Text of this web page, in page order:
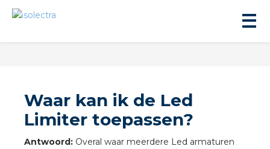
Waar kan ik de Led
Limiter toepassen?
Antwoord: Overal waar meerdere Led armaturen